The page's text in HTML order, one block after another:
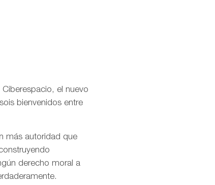
el nuevo
bienvenidos entre
más autoridad que
derecho moral a